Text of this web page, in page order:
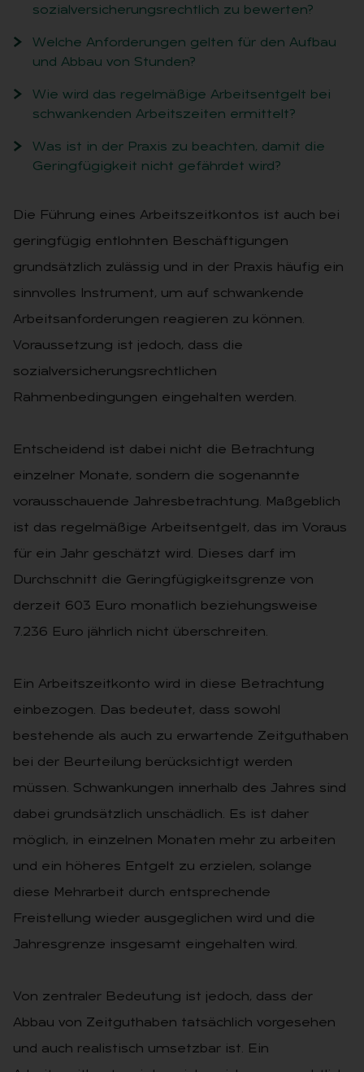
sozialversicherungsrechtlich zu bewerten?
Welche Anforderungen gelten für den Aufbau
und Abbau von Stunden?
Wie wird das regelmäßige Arbeitsentgelt bei
schwankenden Arbeitszeiten ermittelt?
Was ist in der Praxis zu beachten, damit die
Geringfügigkeit nicht gefährdet wird?
Die Führung eines Arbeitszeitkontos ist auch bei
geringfügig entlohnten Beschäftigungen
grundsätzlich zulässig und in der Praxis häufig ein
sinnvolles Instrument, um auf schwankende
Arbeitsanforderungen reagieren zu können.
Voraussetzung ist jedoch, dass die
sozialversicherungsrechtlichen
Rahmenbedingungen eingehalten werden.
Entscheidend ist dabei nicht die Betrachtung
einzelner Monate, sondern die sogenannte
vorausschauende Jahresbetrachtung. Maßgeblich
ist das regelmäßige Arbeitsentgelt, das im Voraus
für ein Jahr geschätzt wird. Dieses darf im
Durchschnitt die Geringfügigkeitsgrenze von
derzeit 603 Euro monatlich beziehungsweise
7.236 Euro jährlich nicht überschreiten.
Ein Arbeitszeitkonto wird in diese Betrachtung
einbezogen. Das bedeutet, dass sowohl
bestehende als auch zu erwartende Zeitguthaben
bei der Beurteilung berücksichtigt werden
müssen. Schwankungen innerhalb des Jahres sind
dabei grundsätzlich unschädlich. Es ist daher
möglich, in einzelnen Monaten mehr zu arbeiten
und ein höheres Entgelt zu erzielen, solange
diese Mehrarbeit durch entsprechende
Freistellung wieder ausgeglichen wird und die
Jahresgrenze insgesamt eingehalten wird.
Von zentraler Bedeutung ist jedoch, dass der
Abbau von Zeitguthaben tatsächlich vorgesehen
und auch realistisch umsetzbar ist. Ein